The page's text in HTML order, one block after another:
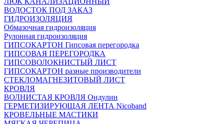
ВОДОСТОК ПОД ЗАКАЗ
ГИДРОИЗОЛЯЦИЯ
Обмазочная гидроизоляция
Рулонная гидроизоляция
ГИПСОКАРТОН Гипсовая перегородка
ГИПСОВАЯ ПЕРЕГОРОДКА
ГИПСОВОЛОКНИСТЫЙ ЛИСТ
ГИПСОКАРТОН разные производители
СТЕКЛОМАГНЕЗИТОВЫЙ ЛИСТ
КРОВЛЯ
ВОЛНИСТАЯ КРОВЛЯ Ондулин
ГЕРМЕТИЗИРУЮЩАЯ ЛЕНТА Nicoband
КРОВЕЛЬНЫЕ МАСТИКИ